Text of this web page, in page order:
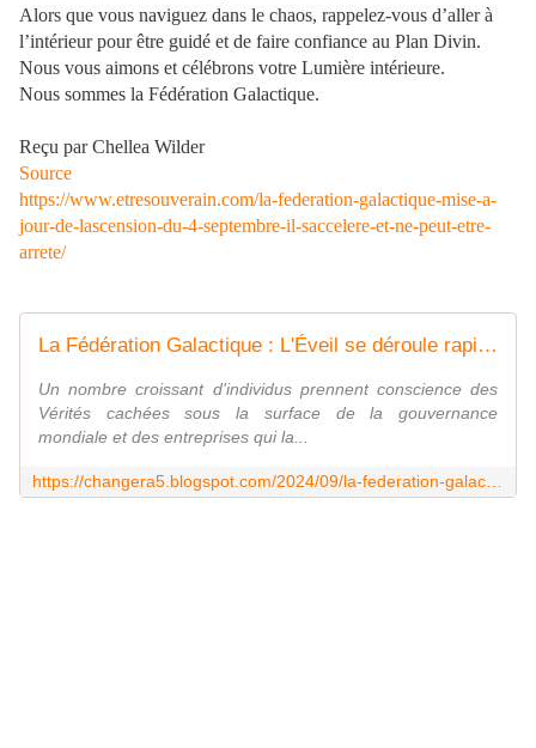
Alors que vous naviguez dans le chaos, rappelez-vous d’aller à
l’intérieur pour être guidé et de faire confiance au Plan Divin.
Nous vous aimons et célébrons votre Lumière intérieure.
Nous sommes la Fédération Galactique.
Reçu par Chellea Wilder
Source
https://www.etresouverain.com/la-federation-galactique-mise-a-
jour-de-lascension-du-4-septembre-il-saccelere-et-ne-peut-etre-
arrete/
La Fédération Galactique : L'Éveil se déroule rapidement !
Un nombre croissant d'individus prennent conscience des
Vérités cachées sous la surface de la gouvernance
mondiale et des entreprises qui la...